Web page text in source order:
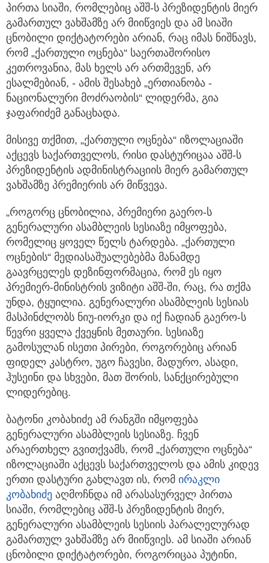
პირთა სიაში, რომლებიც აშშ-ს პრეზიდენტის მიერ
გამართულ ვახშამზე არ მიიწვიეს და ამ სიაში
ცნობილი დიქტატორები არიან, რაც იმას ნიშნავს,
რომ „ქართული ოცნება“ საერთაშორისო
კეთროვანია, მას ხელს არ ართმევენ, არ
ესალმებიან, - ამის შესახებ „ერთიანობა -
ნაციონალური მოძრაობის“ ლიდერმა, გია
ჯაფარიძემ განაცხადა.
მისივე თქმით, „ქართული ოცნება“ იზოლაციაში
აქცევს საქართველოს, რისი დასტურიცაა აშშ-ს
პრეზიდენტის ადმინისტრაციის მიერ გამართულ
ვახშამზე პრემიერის არ მიწვევა.
„როგორც ცნობილია, პრემიერი გაერო-ს
გენერალური ასამბლეის სესიაზე იმყოფება,
რომელიც ყოველ წელს ტარდება. „ქართული
ოცნების“ მედიასაშუალებებმა მანამდე
გაავრცელეს დეზინფორმაცია, რომ ეს იყო
პრემიერ-მინისტრის ვიზიტი აშშ-ში, რაც, რა თქმა
უნდა, ტყუილია. გენერალური ასამბლეის სესიას
მასპინძლობს ნიუ-იორკი და იქ ჩადიან გაერო-ს
წევრი ყველა ქვეყნის მეთაური. სესიაზე
გამოსულან ისეთი პირები, როგორებიც არიან
ფიდელ კასტრო, უგო ჩავესი, მადურო, ასადი,
ჰუსეინი და სხვები, მათ შორის, სანქცირებული
ლიდერებიც.
ბატონი კობახიძე ამ რანგში იმყოფება
გენერალური ასამბლეის სესიაზე. ჩვენ
არაერთხელ გვითქვამს, რომ „ქართული ოცნება“
იზოლაციაში აქცევს საქართველოს და ამის კიდევ
ერთი დასტური გახლავთ ის, რომ ირაკლი
კობახიძე აღმოჩნდა იმ არასასურველ პირთა
სიაში, რომლებიც აშშ-ს პრეზიდენტის მიერ,
გენერალური ასამბლეის სესიის პარალელურად
გამართულ ვახშამზე არ მიიწვიეს. ამ სიაში არიან
ცნობილი დიქტატორები, როგორიცაა პუტინი,